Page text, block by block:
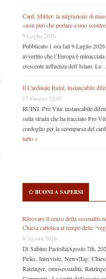
Card. Müller: la migrazione di
«non può che portare a uno
9 Luglio 2026
Pubblicato 1 ora fail 9 Luglio
avvertito che l’Europa è
crescente influenza dell’Islam. Lo …
Il Cardinale Ruini, instancabile
17 Giugno 2026
RUINI. Pro Vita: instancabile
sulla strada che ha tracciato Pro
cordoglio per la scomparsa del
tutto »
BUONI A SAPERSI
Ritrovare il senso della sessualità
Chiesa cattolica al tempo delle
8 Agosto 2026
Di Sabino Paciolla|Agosto 7th,
Picks, Interviste, News|Tag:
Ratzinger, omosessualità,